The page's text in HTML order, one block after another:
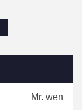
Mr. wen